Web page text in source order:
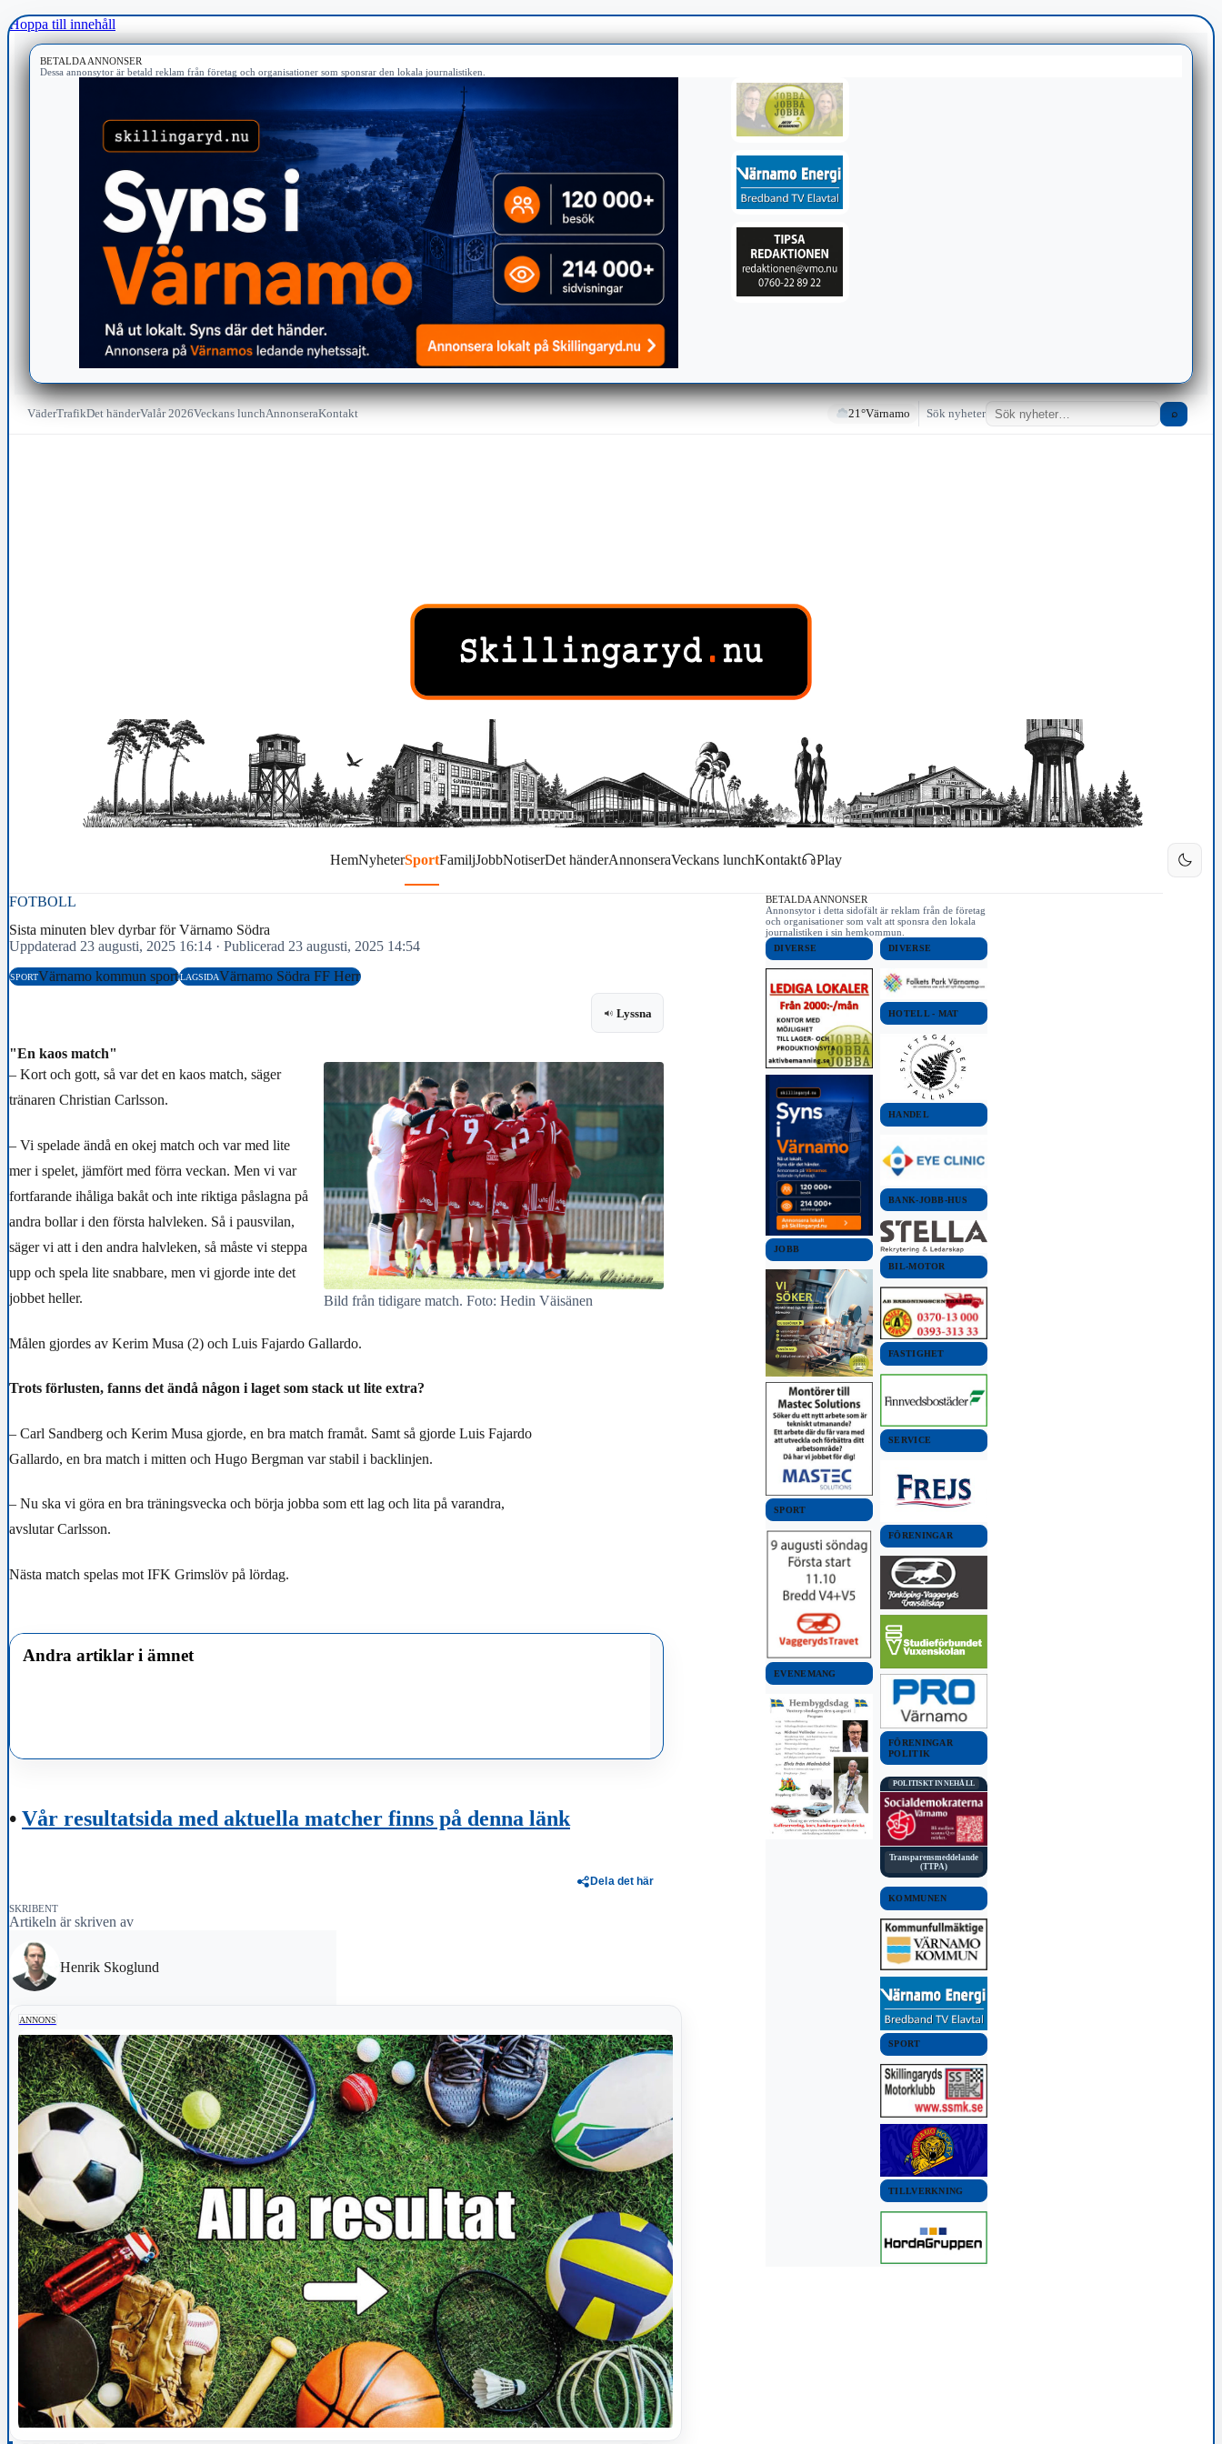
Hoppa till innehåll
BETALDA ANNONSER
Dessa annonsytor är betald reklam från företag och organisationer som sponsrar den lokala journalistiken.
VäderTrafikDet händerValår 2026Veckans lunchAnnonseraKontakt 21°Värnamo Sök nyheter ⌕
HemNyheterSportFamiljJobbNotiserDet händerAnnonseraVeckans lunchKontakt Play
FOTBOLL
Sista minuten blev dyrbar för Värnamo Södra
Uppdaterad 23 augusti, 2025 16:14 · Publicerad 23 augusti, 2025 14:54
SPORTVärnamo kommun sportLAGSIDAVärnamo Södra FF Herr
Lyssna
"En kaos match"
Bild från tidigare match. Foto: Hedin Väisänen
– Kort och gott, så var det en kaos match, säger
tränaren Christian Carlsson.
– Vi spelade ändå en okej match och var med lite
mer i spelet, jämfört med förra veckan. Men vi var
fortfarande ihåliga bakåt och inte riktiga påslagna på
andra bollar i den första halvleken. Så i pausvilan,
säger vi att i den andra halvleken, så måste vi steppa
upp och spela lite snabbare, men vi gjorde inte det
jobbet heller.
Målen gjordes av Kerim Musa (2) och Luis Fajardo Gallardo.
Trots förlusten, fanns det ändå någon i laget som stack ut lite extra?
– Carl Sandberg och Kerim Musa gjorde, en bra match framåt. Samt så gjorde Luis Fajardo
Gallardo, en bra match i mitten och Hugo Bergman var stabil i backlinjen.
– Nu ska vi göra en bra träningsvecka och börja jobba som ett lag och lita på varandra,
avslutar Carlsson.
Nästa match spelas mot IFK Grimslöv på lördag.
Andra artiklar i ämnet
• Vår resultatsida med aktuella matcher finns på denna länk
Dela det här
SKRIBENT
Artikeln är skriven av
Henrik Skoglund
ANNONS
BETALDA ANNONSER
Annonsytor i detta sidofält är reklam från de företag
och organisationer som valt att sponsra den lokala
journalistiken i sin hemkommun.
DIVERSE
JOBB
SPORT
EVENEMANG
DIVERSE
HOTELL - MAT
HANDEL
BANK-JOBB-HUS
BIL-MOTOR
FASTIGHET
SERVICE
FÖRENINGAR
FÖRENINGAR
POLITIK
POLITISKT INNEHÅLL
Transparensmeddelande
(TTPA)
KOMMUNEN
SPORT
TILLVERKNING